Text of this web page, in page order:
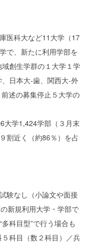
医科大など11大学（17
で、新たに利用学部を
創生学群の１大学１学
日本大‐歯、関西大‐外
述の募集停止５大学の
大学1,424学部（３月末
割近く（約86％）を占
験なし（小論文や面接
新規利用大学・学部で
科目型”で行う場合も
科目（数２科目）／兵